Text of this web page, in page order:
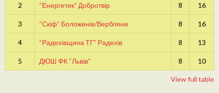
2 “Енергетик” Добротвір 8 16
3 “Скіф” Боложинів/Вербляни 8 16
4 “Радехівщина ТГ” Радехів 8 13
5 ДЮШ ФК “Львів” 8 10
View full table